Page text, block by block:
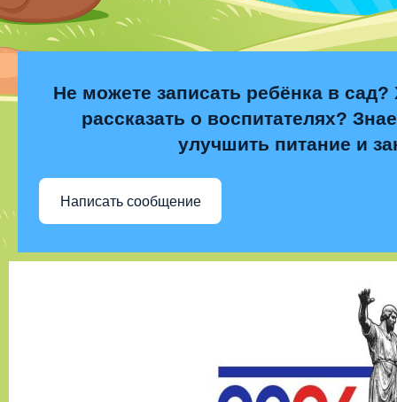
Не можете записать ребёнка в сад?
рассказать о воспитателях?
улучшить питание и
Написать сообщение